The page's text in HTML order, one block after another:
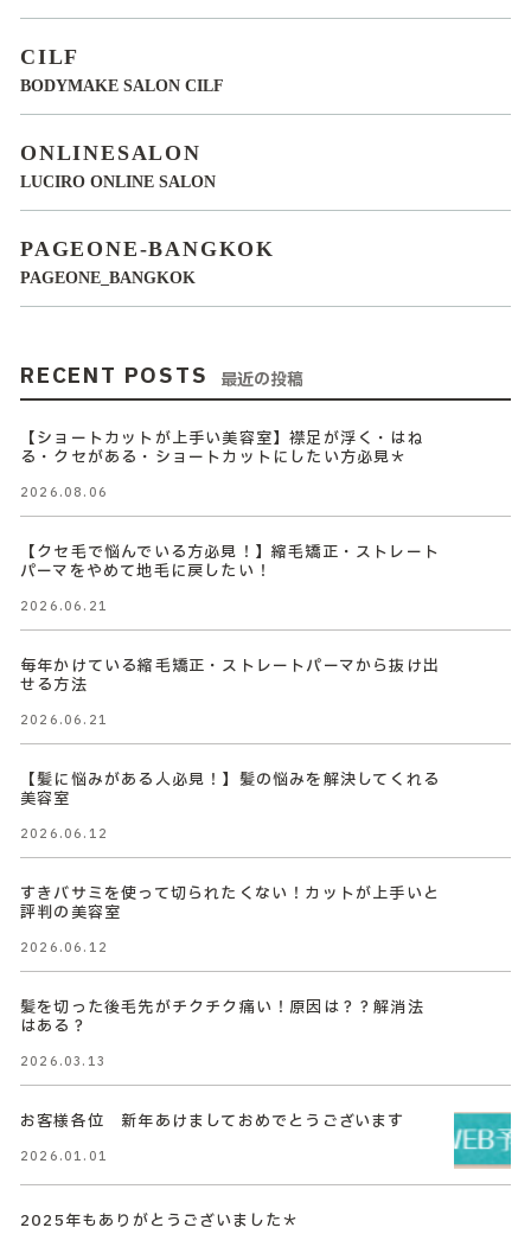
CILF
BODYMAKE SALON CILF
ONLINESALON
LUCIRO ONLINE SALON
PAGEONE-BANGKOK
PAGEONE_BANGKOK
RECENT POSTS 最近の投稿
【ショートカットが上手い美容室】襟足が浮く・はね
る・クセがある・ショートカットにしたい方必見＊
2026.08.06
【クセ毛で悩んでいる方必見！】縮毛矯正・ストレート
パーマをやめて地毛に戻したい！
2026.06.21
毎年かけている縮毛矯正・ストレートパーマから抜け出
せる方法
2026.06.21
【髪に悩みがある人必見！】髪の悩みを解決してくれる
美容室
2026.06.12
すきバサミを使って切られたくない！カットが上手いと
評判の美容室
2026.06.12
髪を切った後毛先がチクチク痛い！原因は？？解消法
はある？
2026.03.13
お客様各位 新年あけましておめでとうございます
2026.01.01
2025年もありがとうございました＊